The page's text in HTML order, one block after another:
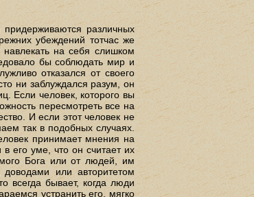
различных
убеждений тотчас же
навлекать на себя слишком
бы соблюдать мир и
отказался от своего
ни заблуждался разум, он
Если человек, которого вы
пересмотреть все на
И если этот человек не
так в подобных случаях.
принимает мнения на
его уме, что он считает их
Бога или от людей, им
или авторитетом
всегда бывает, когда люди
устранить его, мягко